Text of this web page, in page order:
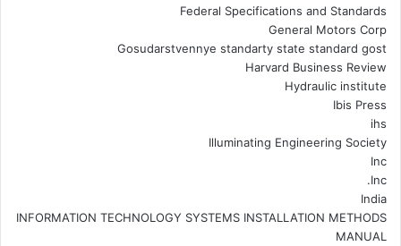
Federal Specifications and Standards
General Motors Corp
Gosudarstvennye standarty state standard gost
Harvard Business Review
Hydraulic institute
Ibis Press
ihs
Illuminating Engineering Society
Inc
Inc.
India
INFORMATION TECHNOLOGY SYSTEMS INSTALLATION METHODS
MANUAL